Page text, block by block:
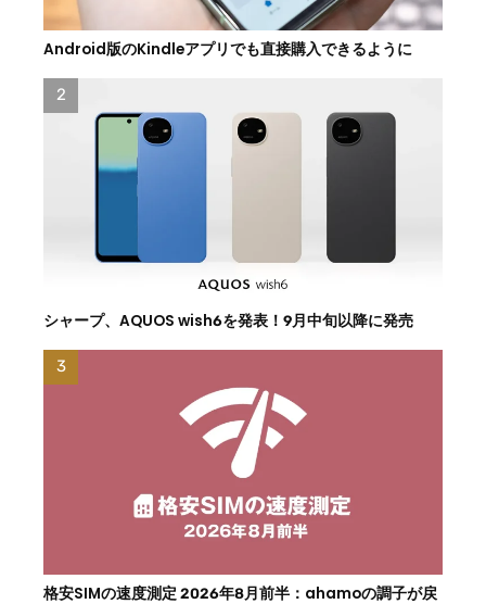
Android版のKindleアプリでも直接購入できるように
シャープ、AQUOS wish6を発表！9月中旬以降に発売
格安SIMの速度測定 2026年8月前半：ahamoの調子が戻